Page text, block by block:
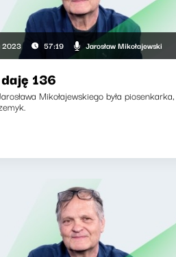
2023 57:19 Jarosław Mikołajewski
136
Mikołajewskiego była piosenkarka,